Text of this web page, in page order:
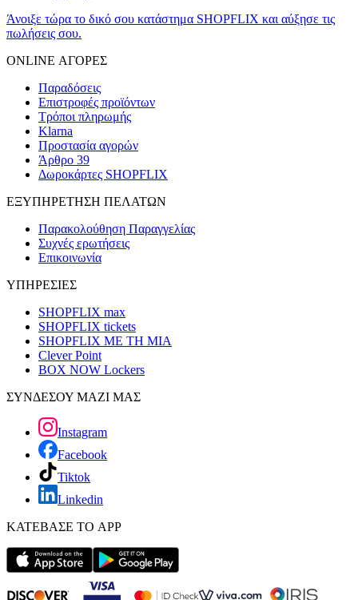
Άνοιξε τώρα το δικό σου κατάστημα SHOPFLIX και αύξησε τις
πωλήσεις σου.
ONLINE ΑΓΟΡΕΣ
Παραδόσεις
Επιστροφές προϊόντων
Τρόποι πληρωμής
Klarna
Προστασία αγορών
Άρθρο 39
Δωροκάρτες SHOPFLIX
ΕΞΥΠΗΡΕΤΗΣΗ ΠΕΛΑΤΩΝ
Παρακολούθηση Παραγγελίας
Συχνές ερωτήσεις
Επικοινωνία
ΥΠΗΡΕΣΙΕΣ
SHOPFLIX max
SHOPFLIX tickets
SHOPFLIX ΜΕ ΤΗ ΜΙΑ
Clever Point
BOX NOW Lockers
ΣΥΝΔΕΣΟΥ ΜΑΖΙ ΜΑΣ
Instagram
Facebook
Tiktok
Linkedin
ΚΑΤΕΒΑΣΕ ΤΟ APP